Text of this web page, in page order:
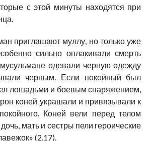
с этой минуты находятся при
приглашают муллу, но только уже
сильно оплакивали смерть
одевали черную одежду
черным. Если покойный был
лошадьми и боевым снаряжением,
коней украшали и привязывали к
Коней вели перед телом
мать и сестры пели героические
(2.17).